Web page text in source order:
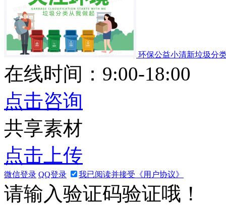
环保公益小清新垃圾分
在线时间：9:00-18:00
点击咨询
共享素材
点击上传
微信登录 QQ登录 我已阅读并接受《用户协议》
请输入验证码验证哦！